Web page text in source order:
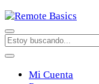
Mi Cuenta